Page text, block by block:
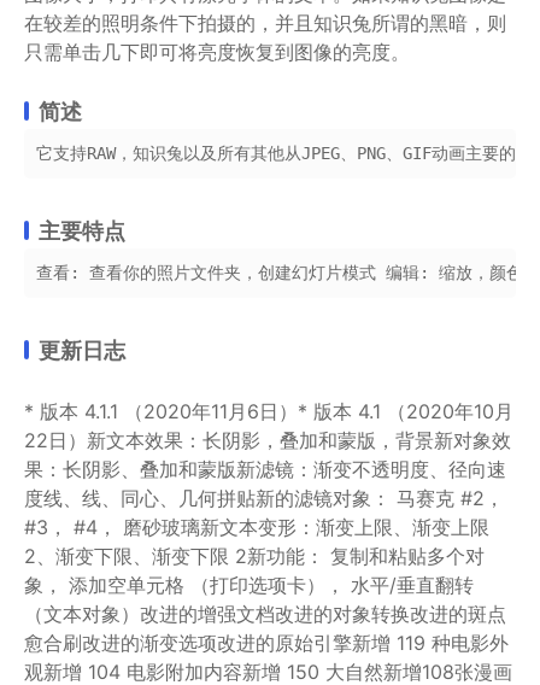
在较差的照明条件下拍摄的，并且知识兔所谓的黑暗，则
只需单击几下即可将亮度恢复到图像的亮度。
简述
它支持RAW，知识兔以及所有其他从JPEG、PNG、GIF动画主要
主要特点
查看: 查看你的照片文件夹，创建幻灯片模式 编辑: 缩放，颜色
更新日志
* 版本 4.1.1 （2020年11月6日）* 版本 4.1 （2020年10月
22日）新文本效果：长阴影，叠加和蒙版，背景新对象效
果：长阴影、叠加和蒙版新滤镜：渐变不透明度、径向速
度线、线、同心、几何拼贴新的滤镜对象： 马赛克 #2，
#3， #4， 磨砂玻璃新文本变形：渐变上限、渐变上限
2、渐变下限、渐变下限 2新功能： 复制和粘贴多个对
象， 添加空单元格 （打印选项卡）， 水平/垂直翻转
（文本对象）改进的增强文档改进的对象转换改进的斑点
愈合刷改进的渐变选项改进的原始引擎新增 119 种电影外
观新增 104 电影附加内容新增 150 大自然新增108张漫画